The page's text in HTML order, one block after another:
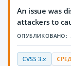
An issue was
attackers to
ОПУБЛИКОВАНО:
CVSS 3.x